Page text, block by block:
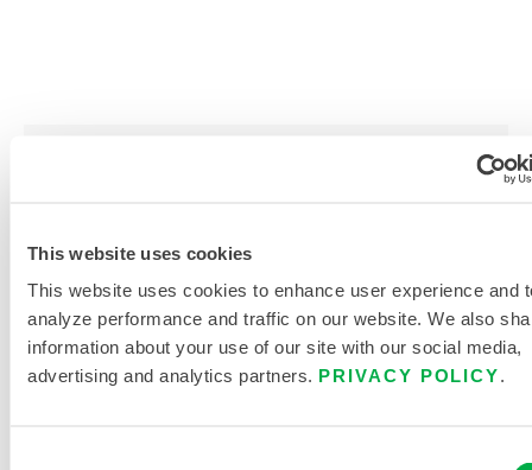
This website uses cookies
This website uses cookies to enhance user experience and
analyze performance and traffic on our website. We also
information about your use of our site with our social media,
advertising and analytics partners. PRIVACY POLICY.
VERWANDTE DOKUMENTE